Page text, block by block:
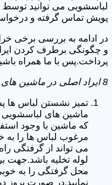
لباسشویی می توانید
پویش تماس گرفته و
در ادامه به بررسی برخی
و چگونگی برطرف کردن
پرداخت.پس با ما همراه
8 ایراد اصلی در ماشین های لباسشویی
تمیز نشستن لباس ها
ماشین های
که ماشین با وجود
مرغوب لباس ها را
می تواند از گرفتگی
لوله تخلیه
محل گرفتگی را به
نمایید.در صورت بروز